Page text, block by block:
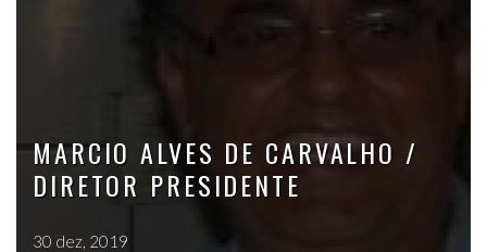
MARCIO ALVES DE CARVALHO /
DIRETOR PRESIDENTE
30 dez, 2019